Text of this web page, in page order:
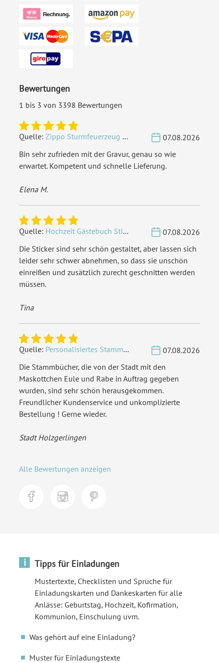
Bewertungen
1 bis 3 von 3398 Bewertungen
Quelle: Zippo Sturmfeuerzeug Chrom - Verzierte Initialen
07.08.2026
Bin sehr zufrieden mit der Gravur, genau so wie
erwartet. Kompetent und schnelle Lieferung.
Elena M.
Quelle: Hochzeit Gästebuch Sticker 40 Fragen - Weiß
07.08.2026
Die Sticker sind sehr schön gestaltet, aber lassen sich
leider sehr schwer abnehmen, so dass sie unschön
einreißen und zusätzlich zurecht geschnitten werden
müssen.
Tina
Quelle: Personalisiertes Stammbuch - Eigene Gravurdatei hochladen
07.08.2026
Die Stammbücher, die von der Stadt mit den
Maskottchen Eule und Rabe in Auftrag gegeben
wurden, sind sehr schön herausgekommen.
Freundlicher Kundenservice und unkomplizierte
Bestellung ! Gerne wieder.
Stadt Holzgerlingen
Alle Bewertungen anzeigen
i Tipps für Einladungen
Mustertexte, Checklisten und Sprüche für
Einladungskarten und Dankeskarten für alle
Anlässe: Geburtstag, Hochzeit, Kofirmation,
Kommunion, Einschulung uvm.
Was gehört auf eine Einladung?
Muster für Einladungstexte